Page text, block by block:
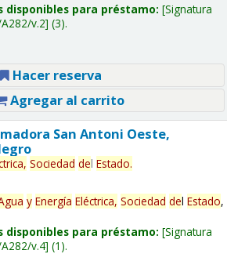
disponibles para préstamo: Signatura
v.2 (3).
Hacer reserva
Agregar al carrito
San Antoni Oeste,
Sociedad del Estado.
y Energía Eléctrica, Sociedad del Estado,
disponibles para préstamo: Signatura
v.4 (1).